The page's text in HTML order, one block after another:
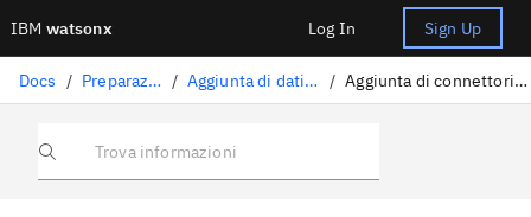
IBM watsonx Log In Sign Up
Docs / Preparazione dati / Aggiunta di dati a un progetto / Aggiunta di connettori di servizi integrati
Trova informazioni